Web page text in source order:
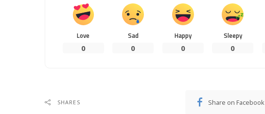
Love
0
Sad
0
Happy
0
Sleepy
0
SHARES Share on Facebook